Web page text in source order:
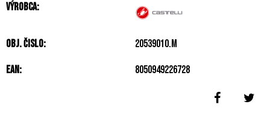
Výrobca:
Obj. čislo: 20539010.M
EAN: 8050949226728